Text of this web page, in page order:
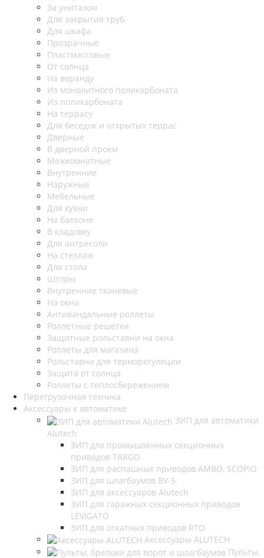
За унитазом
Для закрытия труб
Для шкафа
Прозрачные
Пластмассовые
От солнца
На веранду
Из монолитного поликарбоната
Из поликарбоната
На террасу
Для беседок и открытых террас
Дверные
В дверной проем
Межкомнатные
Внутренние
Наружные
Мебельные
Для кухни
На балконе
В кладовку
Для антресоли
На стеллаж
Для стола
Шторы
Внутренние тканевые
На окна
Антивандальные роллеты
Роллетные решетки
Защитные рольставни на окна
Роллеты для магазина
Рольставни для терморегуляции
Защита от солнца
Роллеты с теплосбережением
Перегрузочная техника
Аксессуары к автоматике
ЗИП для автоматики
Alutech
ЗИП для промышленных секционных
приводов TARGO
ЗИП для распашных приводов AMBO, SCOPIO
ЗИП для шлагбаумов BV-5
ЗИП для аксессуаров Alutech
ЗИП для гаражных секционных приводов
LEVIGATO
ЗИП для откатных приводов RTO
Аксессуары ALUTECH
Пульты,